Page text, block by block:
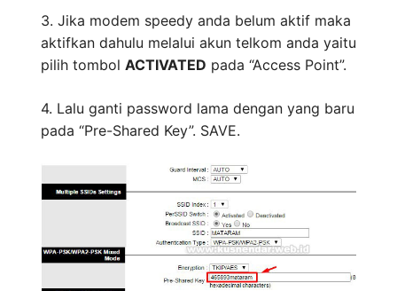
3. Jika modem speedy anda belum aktif maka
aktifkan dahulu melalui akun telkom anda yaitu
pilih tombol ACTIVATED pada “Access Point”.
4. Lalu ganti password lama dengan yang baru
pada “Pre-Shared Key”. SAVE.